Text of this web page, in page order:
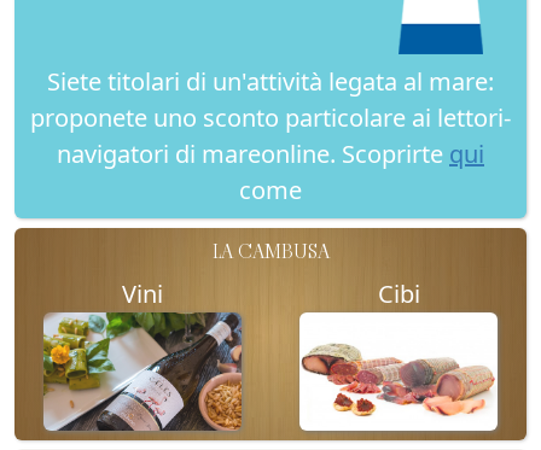
Siete titolari di un'attività legata al mare:
proponete uno sconto particolare ai lettori-
navigatori di mareonline. Scoprirte qui
come
LA CAMBUSA
Vini Cibi